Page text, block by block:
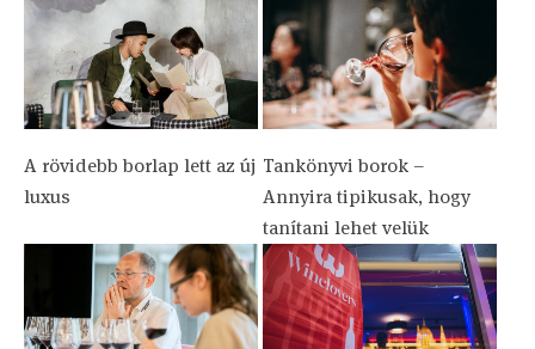
A rövidebb borlap lett az új
luxus
Tankönyvi borok –
Annyira tipikusak, hogy
tanítani lehet velük